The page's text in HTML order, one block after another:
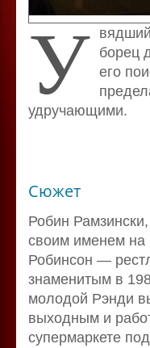
У
борец
его
удручающими.
Сюжет
Робин
своим именем на
Робинсон —
знаменитым в
молодой Рэнди
выходным и
супермаркете